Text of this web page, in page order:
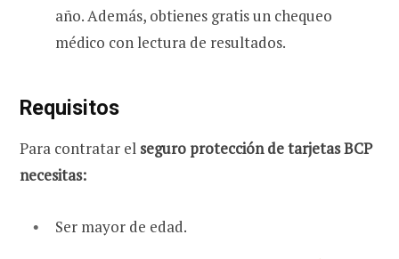
año. Además, obtienes gratis un chequeo
médico con lectura de resultados.
Requisitos
Para contratar el seguro protección de tarjetas BCP
necesitas:
Ser mayor de edad.